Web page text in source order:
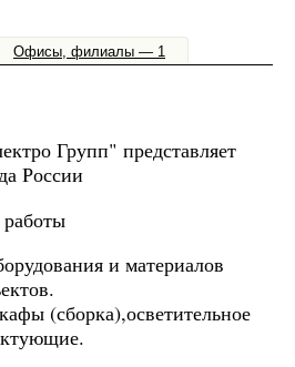
Офисы, филиалы — 1
Групп" представляет
России
и материалов
(сборка),осветительное